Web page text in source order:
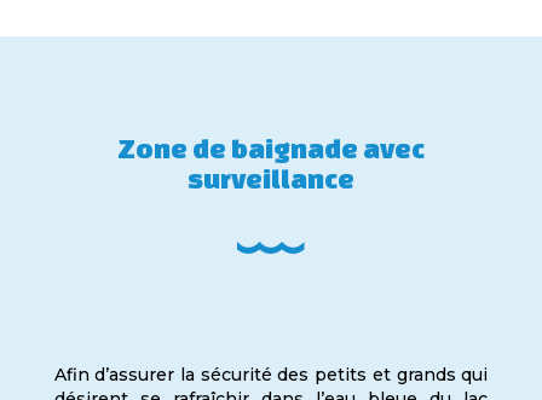
Zone de baignade avec
surveillance
Afin d’assurer la sécurité des petits et grands qui